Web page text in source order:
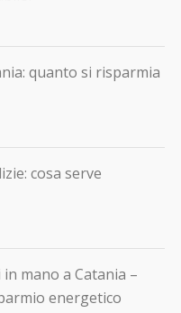
quanto si risparmia
cosa serve
mano a Catania –
energetico